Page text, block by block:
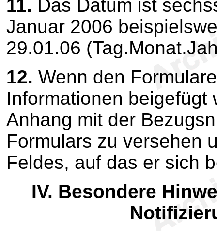
11. Das Datum ist
Januar 2006
29.01.06
12. Wenn den
Informationen beigefügt
Anhang mit der
Formulars zu versehen
Feldes, auf das er sich
IV. Besondere